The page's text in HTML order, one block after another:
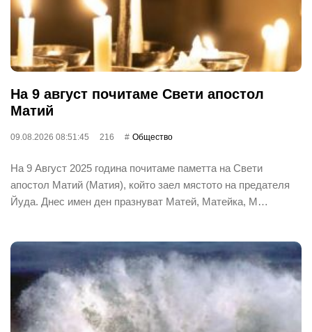
На 9 август почитаме Свети апостол
Матий
09.08.2026 08:51:45 216 Общество
На 9 Август 2025 година почитаме паметта на Свети
апостол Матий (Матия), който заел мястото на предателя
Йуда. Днес имен ден празнуват Матей, Матейка, М…